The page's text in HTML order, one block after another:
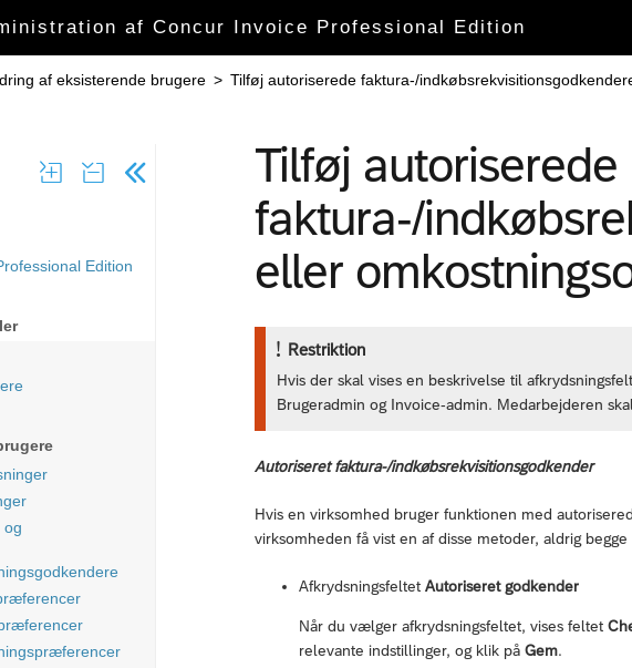
af Concur Invoice Professional Edition
Edition
og
af eksisterende brugere > Tilføj autoriserede faktura-/
Tilføj autoriserede
faktura-/
eller
Restriktion
Hvis der skal vises en beskrivelse til
Brugeradmin og Invoice-admin. Medarbejderen
Autoriseret faktura-/indkøbsrekvisitionsgodkender
Hvis en virksomhed bruger funktionen med
virksomheden få vist en af disse metoder, aldrig begge
Afkrydsningsfeltet Autoriseret godkender
Når du vælger afkrydsningsfeltet, vises feltet
relevante indstillinger, og klik på Gem.